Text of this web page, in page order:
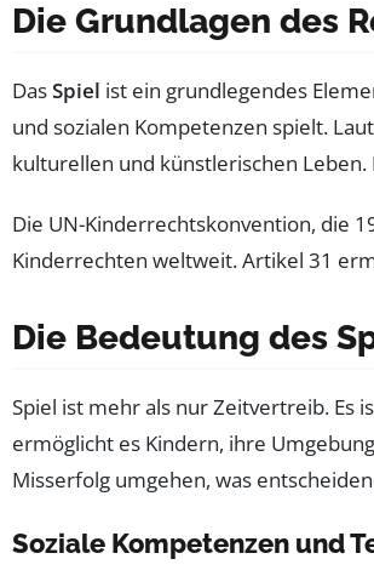
Die Grundlagen des
DasSpiel ist ein grundlegendes
und sozialen Kompetenzen spielt.
kulturellen und künstlerischen
Die UN-Kinderrechtskonvention, die
Kinderrechten weltweit. Artikel 31
Die Bedeutung des
Spiel ist mehr als nur Zeitvertreib. Es
ermöglicht es Kindern, ihre
Misserfolg umgehen, was
Soziale Kompetenzen und